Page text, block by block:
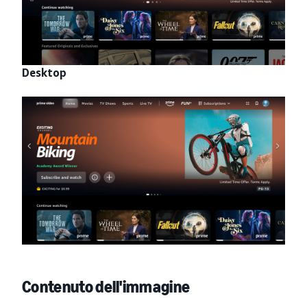
Desktop
Contenuto dell'immagine